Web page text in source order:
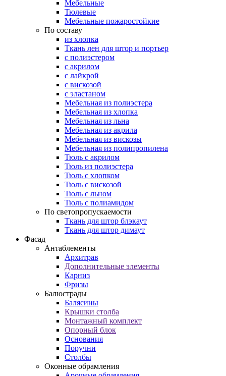
Мебельные
Тюлевые
Мебельные пожаростойкие
По составу
из хлопка
Ткань лен для штор и портьер
с полиэстером
с акрилом
с лайкрой
с вискозой
с эластаном
Мебельная из полиэстера
Мебельная из хлопка
Мебельная из льна
Мебельная из акрила
Мебельная из вискозы
Мебельная из полипропилена
Тюль с акрилом
Тюль из полиэстера
Тюль с хлопком
Тюль с вискозой
Тюль с льном
Тюль с полиамидом
По светопропускаемости
Ткань для штор блэкаут
Ткань для штор димаут
Фасад
Антаблементы
Архитрав
Дополнительные элементы
Карниз
Фризы
Балюстрады
Балясины
Крышки столба
Монтажный комплект
Опорный блок
Основания
Поручни
Столбы
Оконные обрамления